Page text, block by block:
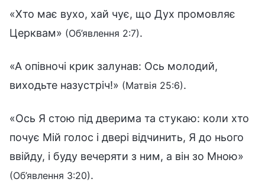
«Хто має вухо, хай чує, що Дух промовляє
Церквам» (Об’явлення 2:7).
«А опівночі крик залунав: Ось молодий,
виходьте назустріч!» (Матвія 25:6).
«Ось Я стою під дверима та стукаю: коли хто
почує Мій голос і двері відчинить, Я до нього
ввійду, і буду вечеряти з ним, а він зо Мною»
(Об’явлення 3:20).